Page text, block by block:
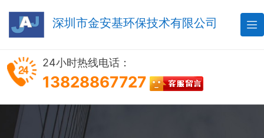
深圳市金安基环保技术有限公司 
24小时热线电话：
13828867727